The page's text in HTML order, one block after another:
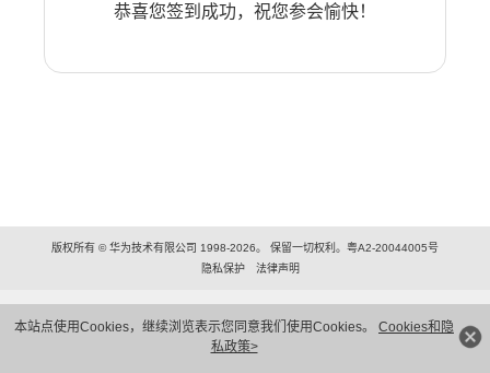
本站点使用Cookies，继续浏览表示您同意我们使用Cookies。 Cookies和隐
私政策>
恭喜您签到成功，祝您参会愉快！
版权所有 © 华为技术有限公司 1998-2026。 保留一切权利。粤A2-20044005号
隐私保护
法律声明